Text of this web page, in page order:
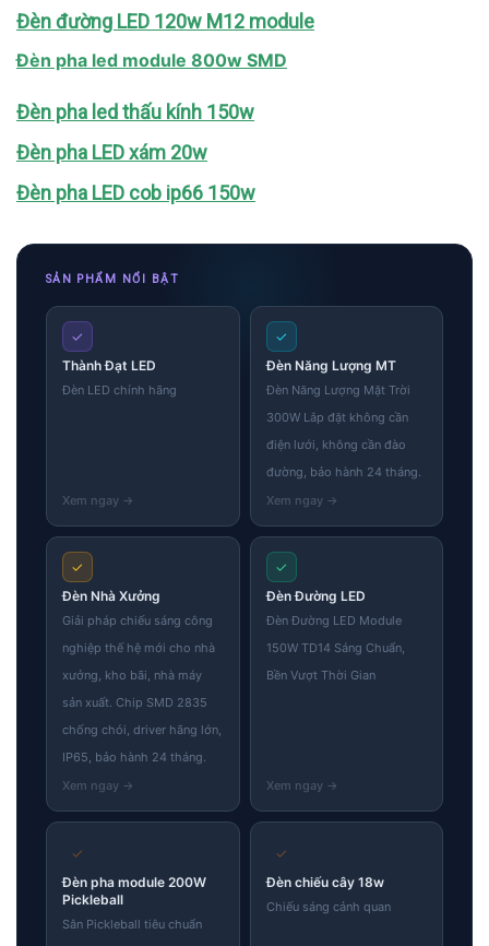
Đèn đường LED 120w M12 module
Đèn pha led module 800w SMD
Đèn pha led thấu kính 150w
Đèn pha LED xám 20w
Đèn pha LED cob ip66 150w
SẢN PHẨM NỔI BẬT
✓
Thành Đạt LED
Đèn LED chính hãng
✓
Đèn Năng Lượng MT
Đèn Năng Lượng Mặt Trời
300W Lắp đặt không cần
điện lưới, không cần đào
đường, bảo hành 24 tháng.
✓
Đèn Nhà Xưởng
Giải pháp chiếu sáng công
nghiệp thế hệ mới cho nhà
xưởng, kho bãi, nhà máy
sản xuất. Chip SMD 2835
chống chói, driver hãng lớn,
IP65, bảo hành 24 tháng.
✓
Đèn Đường LED
Đèn Đường LED Module
150W TD14 Sáng Chuẩn,
Bền Vượt Thời Gian
✓
Đèn pha module 200W
Pickleball
Sân Pickleball tiêu chuẩn
✓
Đèn chiếu cây 18w
Chiếu sáng cảnh quan